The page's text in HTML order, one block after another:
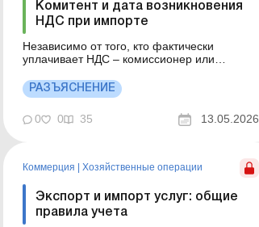
Комитент и дата возникновения
НДС при импорте
Независимо от того, кто фактически
уплачивает НДС – комиссионер или
возникают на дату подачи таможенной
декларации для таможенного оформления
товаров; право на налоговый кредит на
дату уплаты НДС при таможенном
РАЗЪЯСНЕНИЕ
0 0 35 13.05.2026
Коммерция Хозяйственные операции
Экспорт и импорт услуг: общие
правила учета